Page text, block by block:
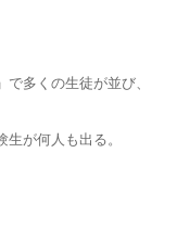
多くの生徒が並び、
が何人も出る。